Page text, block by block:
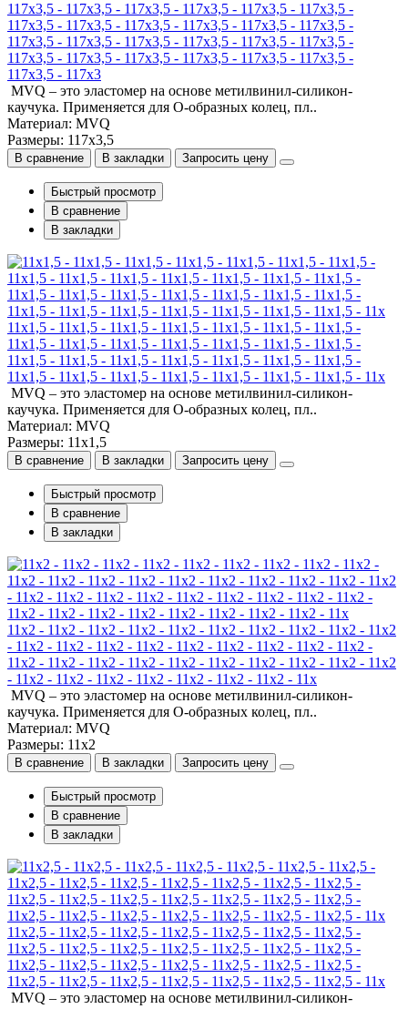
117x3,5 - 117x3,5 - 117x3,5 - 117x3,5 - 117x3,5 - 117x3,5 -
117x3,5 - 117x3,5 - 117x3,5 - 117x3,5 - 117x3,5 - 117x3,5 -
117x3,5 - 117x3,5 - 117x3,5 - 117x3,5 - 117x3,5 - 117x3,5 -
117x3,5 - 117x3,5 - 117x3,5 - 117x3,5 - 117x3,5 - 117x3,5 -
117x3,5 - 117x3
MVQ – это эластомер на основе метилвинил-силикон-
каучука. Применяется для О-образных колец, пл..
Материал: MVQ
Размеры: 117x3,5
В сравнение В закладки Запросить цену
Быстрый просмотр
В сравнение
В закладки
11x1,5 - 11x1,5 - 11x1,5 - 11x1,5 - 11x1,5 - 11x1,5 - 11x1,5 -
11x1,5 - 11x1,5 - 11x1,5 - 11x1,5 - 11x1,5 - 11x1,5 - 11x1,5 -
11x1,5 - 11x1,5 - 11x1,5 - 11x1,5 - 11x1,5 - 11x1,5 - 11x1,5 -
11x1,5 - 11x1,5 - 11x1,5 - 11x1,5 - 11x1,5 - 11x1,5 - 11x1,5 - 11x
MVQ – это эластомер на основе метилвинил-силикон-
каучука. Применяется для О-образных колец, пл..
Материал: MVQ
Размеры: 11x1,5
В сравнение В закладки Запросить цену
Быстрый просмотр
В сравнение
В закладки
11x2 - 11x2 - 11x2 - 11x2 - 11x2 - 11x2 - 11x2 - 11x2 - 11x2 - 11x2
- 11x2 - 11x2 - 11x2 - 11x2 - 11x2 - 11x2 - 11x2 - 11x2 - 11x2 -
11x2 - 11x2 - 11x2 - 11x2 - 11x2 - 11x2 - 11x2 - 11x2 - 11x2 - 11x2
- 11x2 - 11x2 - 11x2 - 11x2 - 11x2 - 11x2 - 11x2 - 11x
MVQ – это эластомер на основе метилвинил-силикон-
каучука. Применяется для О-образных колец, пл..
Материал: MVQ
Размеры: 11x2
В сравнение В закладки Запросить цену
Быстрый просмотр
В сравнение
В закладки
11x2,5 - 11x2,5 - 11x2,5 - 11x2,5 - 11x2,5 - 11x2,5 - 11x2,5 -
11x2,5 - 11x2,5 - 11x2,5 - 11x2,5 - 11x2,5 - 11x2,5 - 11x2,5 -
11x2,5 - 11x2,5 - 11x2,5 - 11x2,5 - 11x2,5 - 11x2,5 - 11x2,5 -
11x2,5 - 11x2,5 - 11x2,5 - 11x2,5 - 11x2,5 - 11x2,5 - 11x2,5 - 11x
MVQ – это эластомер на основе метилвинил-силикон-